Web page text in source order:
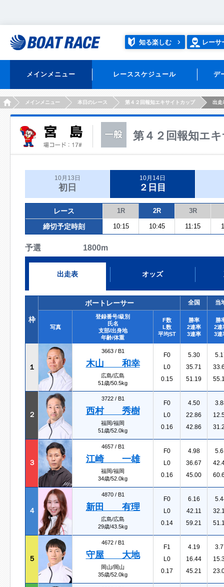
知る楽しむ レーサ
メインメニュー レーススケジュール デ
HOMEメインメニュー 本日のレース 第４２回報知エキサイトカップ 出走
第４２回報知エ
10月13日
初日
10月14日
２日目
レース 1R 2R 3R
締切予定時刻 10:15 10:45 11:15
予選 1800m
出走表 オッズ
枠
ボートレーサー 全国 当
写真
登録番号/級別
氏名
支部/出身地
年齢/体重
F数
L数
平均ST
勝率
2連率
3連率
勝
2連
3連
１
3663 / B1
木山 和幸
広島/広島
51歳/50.5kg
F0
L0
0.15
5.30
35.71
51.19
２
3722 / B1
西村 秀樹
福岡/福岡
51歳/52.0kg
F0
L0
0.16
4.50
22.86
42.86
３
4657 / B1
江崎 一雄
福岡/福岡
34歳/52.0kg
F0
L0
0.16
4.98
36.67
45.00
４
4870 / B1
新田 有理
広島/広島
29歳/43.5kg
F0
L0
0.14
6.16
42.11
59.21
５
4672 / B1
守屋 大地
岡山/岡山
35歳/52.0kg
F1
L0
0.17
4.19
16.44
45.21